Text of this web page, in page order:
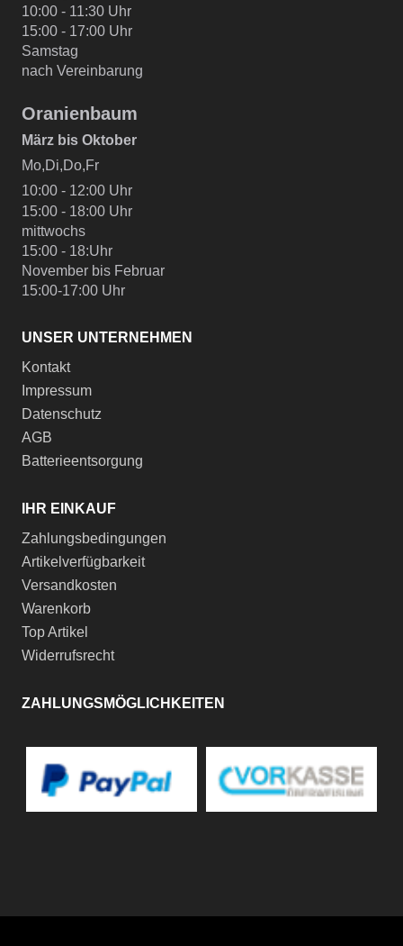
10:00 - 11:30 Uhr
15:00 - 17:00 Uhr
Samstag
nach Vereinbarung
Oranienbaum
März bis Oktober
Mo,Di,Do,Fr
10:00 - 12:00 Uhr
15:00 - 18:00 Uhr
mittwochs
15:00 - 18:Uhr
November bis Februar
15:00-17:00 Uhr
UNSER UNTERNEHMEN
Kontakt
Impressum
Datenschutz
AGB
Batterieentsorgung
IHR EINKAUF
Zahlungsbedingungen
Artikelverfügbarkeit
Versandkosten
Warenkorb
Top Artikel
Widerrufsrecht
ZAHLUNGSMÖGLICHKEITEN